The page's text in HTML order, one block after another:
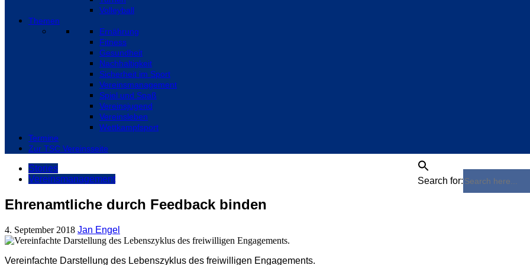
Volleyball
Themen
Ernährung
Fitness
Gesundheit
Nachhaltigkeit
Sicherheit im Sport
Vereinsmanagement
Spiel und Spaß
Vereinsjugend
Vereinsleben
Wettkampfsport
Termine
Zur TSC Vereinsseite
Search for:
Stories
Vereinsmanagement
Ehrenamtliche durch Feedback binden
4. September 2018 Jan Engel
Vereinfachte Darstellung des Lebenszyklus des freiwilligen Engagements.